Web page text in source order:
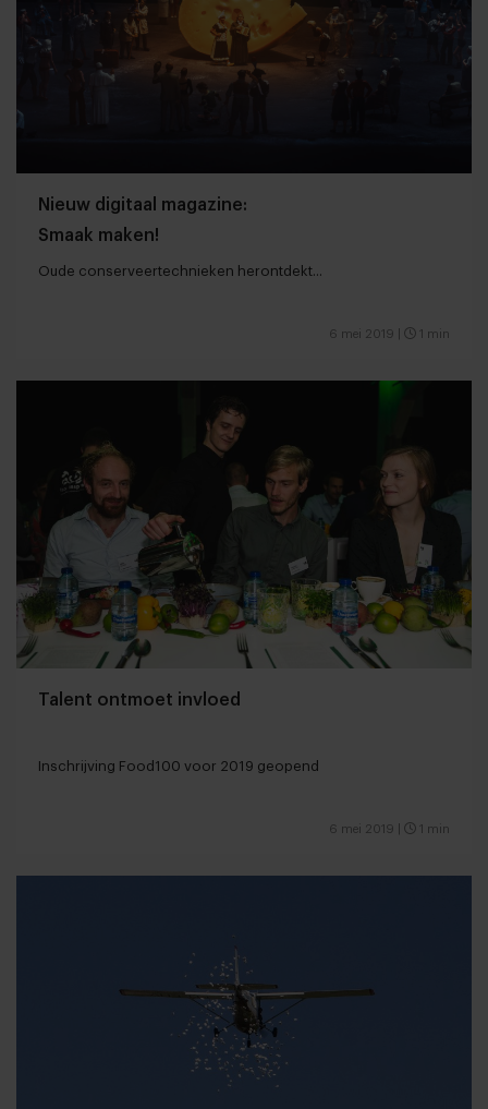
Nieuw digitaal magazine:
Smaak maken!
Oude conserveertechnieken herontdekt...
6 mei 2019 1 min
Talent ontmoet invloed
Inschrijving Food100 voor 2019 geopend
6 mei 2019 1 min